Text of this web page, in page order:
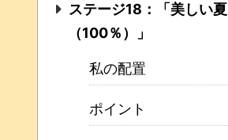
ステージ18：「美しい夏
（100％）」
私の配置
ポイント